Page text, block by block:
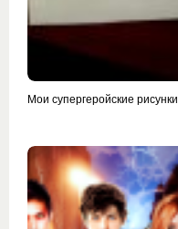
Мои супергеройские рисунки